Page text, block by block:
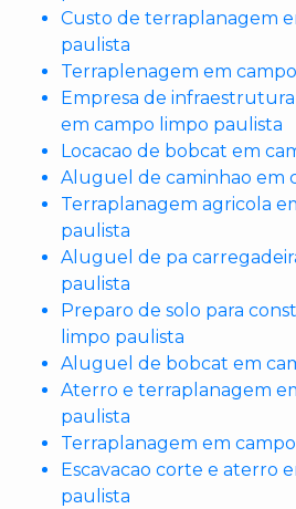
Custo de terraplanagem
paulista
Terraplenagem em
Empresa de
em campo limpo paulista
Locacao de bobcat em
Aluguel de caminhao em
Terraplanagem agricola
paulista
Aluguel de pa
paulista
Preparo de solo para
limpo paulista
Aluguel de bobcat em
Aterro e terraplanagem
paulista
Terraplanagem em
Escavacao corte e aterro
paulista